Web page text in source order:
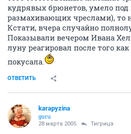
кудрявых брюнетов, умело
размахивающих чреслами), то
Кстати, вчера случайно
Показывали вечером Ивана
луну реагировал после того
покусала.
ОТВЕТИТЬ
karapyzina
guru
28 марта 2005 Тигрица